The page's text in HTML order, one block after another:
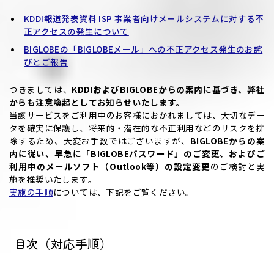
KDDI報道発表資料 ISP 事業者向けメールシステムに対する不
正アクセスの発生について
BIGLOBEの「BIGLOBEメール」への不正アクセス発生のお詫
びとご報告
つきましては、 KDDIおよびBIGLOBEからの案内に基づき、弊社
からも注意喚起としてお知らせいたします。
当該サービスをご利用中のお客様におかれましては、大切なデー
タを確実に保護し、将来的・潜在的な不正利用などのリスクを排
除するため、大変お手数ではございますが、 BIGLOBEからの案
内に従い、早急に「BIGLOBEパスワード」のご変更、およびご
利用中のメールソフト（Outlook等）の設定変更のご検討と実
施を推奨いたします。
実施の手順については、下記をご覧ください。
目次（対応手順）